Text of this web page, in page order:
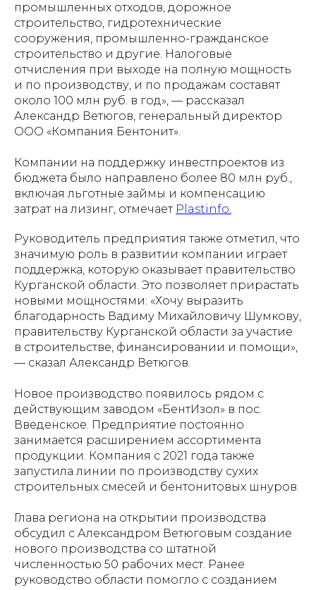
промышленных отходов, дорожное
строительство, гидротехнические
сооружения, промышленно-гражданское
строительство и другие. Налоговые
отчисления при выходе на полную мощность
и по производству, и по продажам составят
около 100 млн руб. в год», — рассказал
Александр Ветюгов, генеральный директор
ООО «Компания Бентонит».
Компании на поддержку инвестпроектов из
бюджета было направлено более 80 млн руб.,
включая льготные займы и компенсацию
затрат на лизинг, отмечает Рlastinfo.
Руководитель предприятия также отметил, что
значимую роль в развитии компании играет
поддержка, которую оказывает правительство
Курганской области. Это позволяет прирастать
новыми мощностями: «Хочу выразить
благодарность Вадиму Михайловичу Шумкову,
правительству Курганской области за участие
в строительстве, финансировании и помощи»,
— сказал Александр Ветюгов.
Новое производство появилось рядом с
действующим заводом «БентИзол» в пос.
Введенское. Предприятие постоянно
занимается расширением ассортимента
продукции. Компания с 2021 года также
запустила линии по производству сухих
строительных смесей и бентонитовых шнуров.
Глава региона на открытии производства
обсудил с Александром Ветюговым создание
нового производства со штатной
численностью 50 рабочих мест. Ранее
руководство области помогло с созданием